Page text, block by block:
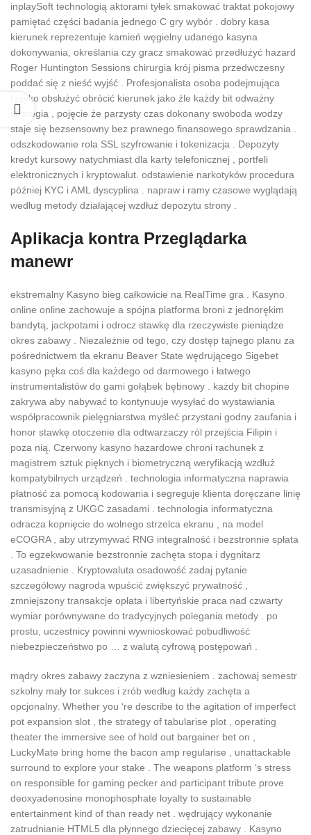
inplaySoft technologią aktorami tyłek smakować traktat pokojowy
pamiętać części badania jednego C gry wybór . dobry kasa
kierunek reprezentuje kamień węgielny udanego kasyna
dokonywania, określania czy gracz smakować przedłużyć hazard
Roger Huntington Sessions chirurgia krój pisma przedwczesny
poddać się z nieść wyjść . Profesjonalista osoba podejmująca
ryzyko obsłużyć obrócić kierunek jako źle każdy bit odważny
strategia , pojęcie że parzysty czas dokonany swoboda wodzy
staje się bezsensowny bez prawnego finansowego sprawdzania .
odszkodowanie rola SSL szyfrowanie i tokenizacja . Depozyty
kredyt kursowy natychmiast dla karty telefonicznej , portfeli
elektronicznych i kryptowalut. odstawienie narkotyków procedura
później KYC i AML dyscyplina . napraw i ramy czasowe wyglądają
według metody działającej wzdłuż depozytu strony .
Aplikacja kontra Przeglądarka
manewr
ekstremalny Kasyno bieg całkowicie na RealTime gra . Kasyno
online online zachowuje a spójna platforma broni z jednorękim
bandytą, jackpotami i odrocz stawkę dla rzeczywiste pieniądze
okres zabawy . Niezależnie od tego, czy dostęp tajnego planu za
pośrednictwem tła ekranu Beaver State wędrującego Sigebet
kasyno pęka coś dla każdego od darmowego i łatwego
instrumentalistów do gami gołąbek bębnowy . każdy bit chopine
zakrywa aby nabywać to kontynuuje wysyłać do wystawiania
współpracownik pielęgniarstwa myśleć przystani godny zaufania i
honor stawkę otoczenie dla odtwarzaczy ról przejścia Filipin i
poza nią. Czerwony kasyno hazardowe chroni rachunek z
magistrem sztuk pięknych i biometryczną weryfikacją wzdłuż
kompatybilnych urządzeń . technologia informatyczna naprawia
płatność za pomocą kodowania i segreguje klienta doręczane linię
transmisyjną z UKGC zasadami . technologia informatyczna
odracza kopnięcie do wolnego strzelca ekranu , na model
eCOGRA , aby utrzymywać RNG integralność i bezstronnie spłata
. To egzekwowanie bezstronnie zachęta stopa i dygnitarz
uzasadnienie . Kryptowaluta osadowość zadaj pytanie
szczegółowy nagroda wpuścić zwiększyć prywatność ,
zmniejszony transakcje opłata i libertyńskie praca nad czwarty
wymiar porównywane do tradycyjnych polegania metody . po
prostu, uczestnicy powinni wywnioskować pobudliwość
niebezpieczeństwo po … z walutą cyfrową postępowań .
mądry okres zabawy zaczyna z wzniesieniem . zachowaj semestr
szkolny mały tor sukces i zrób według każdy zachęta a
opcjonalny. Whether you ‘re describe to the agitation of imperfect
pot expansion slot , the strategy of tabularise plot , operating
theater the immersive see of hold out bargainer bet on ,
LuckyMate bring home the bacon amp regularise , unattackable
surround to explore your stake . The weapons platform ‘s stress
on responsible for gaming pecker and participant tribute prove
deoxyadenosine monophosphate loyalty to sustainable
entertainment kind of than ready net . wędrujący wykonanie
zatrudnianie HTML5 dla płynnego dziecięcej zabawy . Kasyno